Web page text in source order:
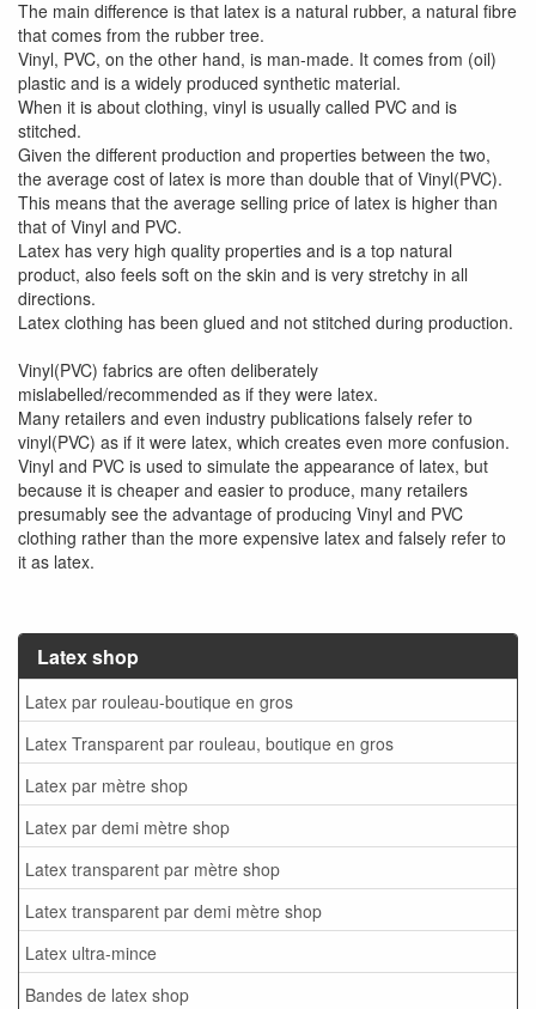
Latex shop
Latex par rouleau-boutique en gros
Latex Transparent par rouleau, boutique en gros
Latex par mètre shop
Latex par demi mètre shop
Latex transparent par mètre shop
Latex transparent par demi mètre shop
Latex ultra-mince
Bandes de latex shop
The main difference is that latex is a natural rubber, a natural fibre
that comes from the rubber tree.
Vinyl, PVC, on the other hand, is man-made. It comes from (oil)
plastic and is a widely produced synthetic material.
When it is about clothing, vinyl is usually called PVC and is
stitched.
Given the different production and properties between the two,
the average cost of latex is more than double that of Vinyl(PVC).
This means that the average selling price of latex is higher than
that of Vinyl and PVC.
Latex has very high quality properties and is a top natural
product, also feels soft on the skin and is very stretchy in all
directions.
Latex clothing has been glued and not stitched during production.
Vinyl(PVC) fabrics are often deliberately
mislabelled/recommended as if they were latex.
Many retailers and even industry publications falsely refer to
vinyl(PVC) as if it were latex, which creates even more confusion.
Vinyl and PVC is used to simulate the appearance of latex, but
because it is cheaper and easier to produce, many retailers
presumably see the advantage of producing Vinyl and PVC
clothing rather than the more expensive latex and falsely refer to
it as latex.